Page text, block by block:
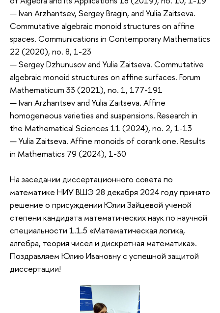
— Ivan Arzhantsev, Sergey Bragin, and Yulia Zaitseva.
Commutative algebraic monoid structures on affine
spaces. Communications in Contemporary Mathematics
22 (2020), no. 8, 1-23
— Sergey Dzhunusov and Yulia Zaitseva. Commutative
algebraic monoid structures on affine surfaces. Forum
Mathematicum 33 (2021), no. 1, 177-191
— Ivan Arzhantsev and Yulia Zaitseva. Affine
homogeneous varieties and suspensions. Research in
the Mathematical Sciences 11 (2024), no. 2, 1-13
— Yulia Zaitseva. Affine monoids of corank one. Results
in Mathematics 79 (2024), 1-30
На заседании диссертационного совета по
математике НИУ ВШЭ 28 декабря 2024 году принято
решение о присуждении Юлии Зайцевой ученой
степени кандидата математических наук по научной
специальности 1.1.5 «Математическая логика,
алгебра, теория чисел и дискретная математика».
Поздравляем Юлию Ивановну с успешной защитой
диссертации!